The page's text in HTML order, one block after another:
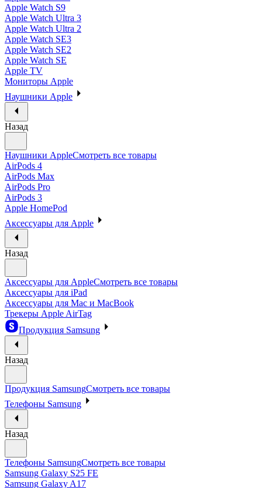
Apple Watch S9
Apple Watch Ultra 3
Apple Watch Ultra 2
Apple Watch SE3
Apple Watch SE2
Apple Watch SE
Apple TV
Мониторы Apple
Наушники Apple
Назад
Наушники AppleСмотреть все товары
AirPods 4
AirPods Max
AirPods Pro
AirPods 3
Apple HomePod
Аксессуары для Apple
Назад
Аксессуары для AppleСмотреть все товары
Аксессуары для iPad
Аксессуары для Mac и MacBook
Трекеры Apple AirTag
Продукция Samsung
Назад
Продукция SamsungСмотреть все товары
Телефоны Samsung
Назад
Телефоны SamsungСмотреть все товары
Samsung Galaxy S25 FE
Samsung Galaxy A17